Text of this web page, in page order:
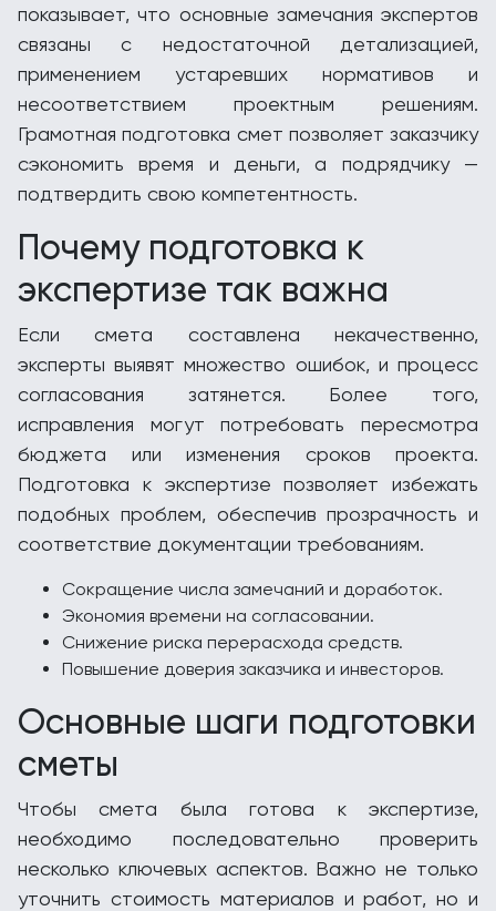
показывает, что основные замечания экспертов
связаны с недостаточной детализацией,
применением устаревших нормативов и
несоответствием проектным решениям.
Грамотная подготовка смет позволяет заказчику
сэкономить время и деньги, а подрядчику —
подтвердить свою компетентность.
Почему подготовка к
экспертизе так важна
Если смета составлена некачественно,
эксперты выявят множество ошибок, и процесс
согласования затянется. Более того,
исправления могут потребовать пересмотра
бюджета или изменения сроков проекта.
Подготовка к экспертизе позволяет избежать
подобных проблем, обеспечив прозрачность и
соответствие документации требованиям.
Сокращение числа замечаний и доработок.
Экономия времени на согласовании.
Снижение риска перерасхода средств.
Повышение доверия заказчика и инвесторов.
Основные шаги подготовки
сметы
Чтобы смета была готова к экспертизе,
необходимо последовательно проверить
несколько ключевых аспектов. Важно не только
уточнить стоимость материалов и работ, но и